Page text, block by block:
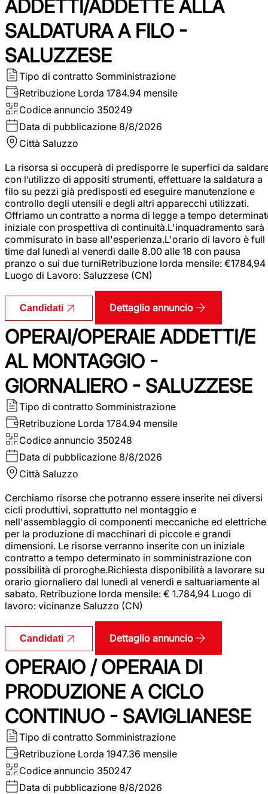
ADDETTI/ADDETTE ALLA
SALDATURA A FILO -
SALUZZESE
Tipo di contratto Somministrazione
Retribuzione Lorda 1784.94 mensile
Codice annuncio 350249
Data di pubblicazione 8/8/2026
Città Saluzzo
La risorsa si occuperà di predisporre le superfici da
con l’utilizzo di appositi strumenti, effettuare la saldatura a
filo su pezzi già predisposti ed eseguire manutenzione e
controllo degli utensili e degli altri apparecchi utilizzati.
Offriamo un contratto a norma di legge a tempo
iniziale con prospettiva di continuità.L'inquadramento sarà
commisurato in base all'esperienza.L'orario di lavoro è full
time dal lunedì al venerdì dalle 8.00 alle 18 con pausa
pranzo o sui due turniRetribuzione lorda mensile: €1784,94
Luogo di Lavoro: Saluzzese (CN)
Candidati Dettaglio annuncio
OPERAI/OPERAIE ADDETTI/E
AL MONTAGGIO -
GIORNALIERO - SALUZZESE
Tipo di contratto Somministrazione
Retribuzione Lorda 1784.94 mensile
Codice annuncio 350248
Data di pubblicazione 8/8/2026
Città Saluzzo
Cerchiamo risorse che potranno essere inserite nei diversi
cicli produttivi, soprattutto nel montaggio e
nell'assemblaggio di componenti meccaniche ed elettriche
per la produzione di macchinari di piccole e grandi
dimensioni. Le risorse verranno inserite con un iniziale
contratto a tempo determinato in somministrazione con
possibilità di proroghe.Richiesta disponibilità a lavorare su
orario giornaliero dal lunedì al venerdì e saltuariamente al
sabato. Retribuzione lorda mensile: € 1.784,94 Luogo di
lavoro: vicinanze Saluzzo (CN)
Candidati Dettaglio annuncio
OPERAIO / OPERAIA DI
PRODUZIONE A CICLO
CONTINUO - SAVIGLIANESE
Tipo di contratto Somministrazione
Retribuzione Lorda 1947.36 mensile
Codice annuncio 350247
Data di pubblicazione 8/8/2026